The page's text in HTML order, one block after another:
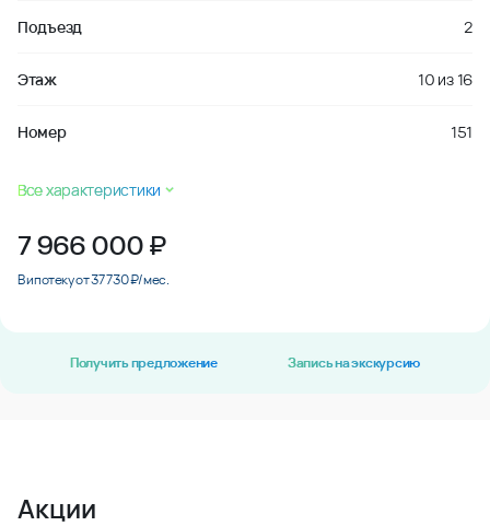
Подъезд 2
Этаж 10 из16
Номер 151
Все характеристики
7 966 000₽
В ипотеку от 37 730 ₽/мес.
Получить предложение Запись на экскурсию
Акции